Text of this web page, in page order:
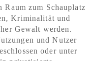
Raum zum Schauplatz
Kriminalität und
Gewalt werden.
und Nutzer
oder unter